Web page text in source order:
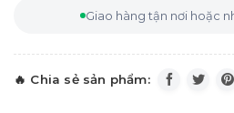
Giao hàng tận nơi hoặc